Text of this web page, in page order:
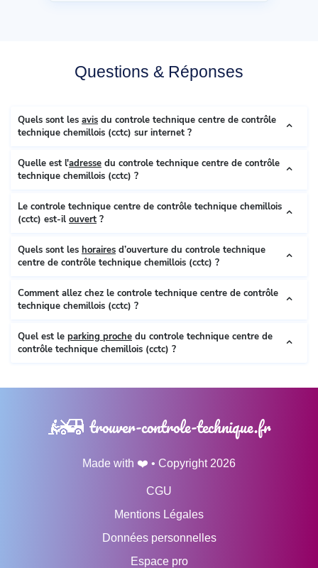
Questions & Réponses
Quels sont les avis du controle technique centre de contrôle
technique chemillois (cctc) sur internet ?
Quelle est l'adresse du controle technique centre de contrôle
technique chemillois (cctc) ?
Le controle technique centre de contrôle technique chemillois
(cctc) est-il ouvert ?
Quels sont les horaires d’ouverture du controle technique
centre de contrôle technique chemillois (cctc) ?
Comment allez chez le controle technique centre de contrôle
technique chemillois (cctc) ?
Quel est le parking proche du controle technique centre de
contrôle technique chemillois (cctc) ?
trouver-controle-technique.fr
Made with ❤️ • Copyright 2026
CGU
Mentions Légales
Données personnelles
Espace pro